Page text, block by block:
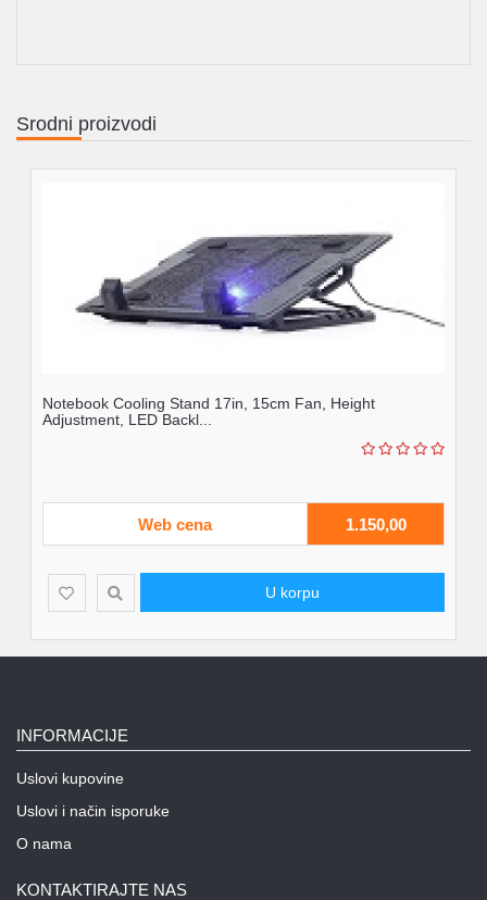
Srodni proizvodi
Notebook Cooling Stand 17in, 15cm Fan, Height
Adjustment, LED Backl...
Web cena 1.150,00
U korpu
INFORMACIJE
Uslovi kupovine
Uslovi i način isporuke
O nama
KONTAKTIRAJTE NAS